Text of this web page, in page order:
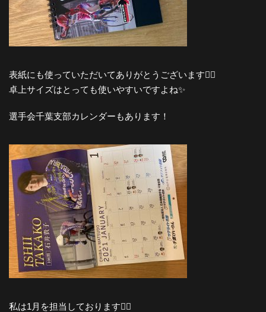
表紙にも使っていただいてありがとうございます🙇‍♀️
卓上サイズはとっても使いやすいですよね✨
選手会千葉支部カレンダーもあります！
私は1月を担当しております🚴‍♂️